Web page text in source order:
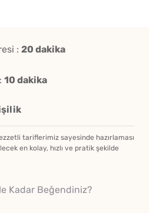
: 20 dakika
10 dakika
tariflerimiz sayesinde hazırlaması
en kolay, hızlı ve pratik şekilde
Kadar Beğendiniz?